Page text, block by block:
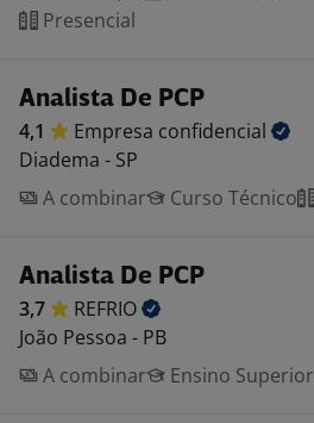
Presencial
Analista De PCP
4,1 Empresa confidencial
Diadema - SP
A combinar
Curso Técnico
Analista De PCP
3,7
REFRIO
João Pessoa - PB
A combinar
Ensino Superior